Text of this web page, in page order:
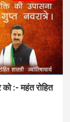
:- महंत रोहित